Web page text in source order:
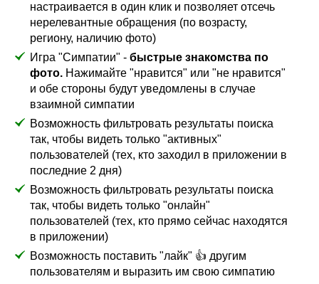
настраивается в один клик и позволяет отсечь
нерелевантные обращения (по возрасту,
региону, наличию фото)
Игра "Симпатии" -быстрые знакомства по
фото. Нажимайте "нравится" или "не нравится"
и обе стороны будут уведомлены в случае
взаимной симпатии
Возможность фильтровать результаты поиска
так, чтобы видеть только "активных"
пользователей (тех, кто заходил в приложении в
последние 2 дня)
Возможность фильтровать результаты поиска
так, чтобы видеть только "онлайн"
пользователей (тех, кто прямо сейчас находятся
в приложении)
Возможность поставить "лайк" 👍 другим
пользователям и выразить им свою симпатию